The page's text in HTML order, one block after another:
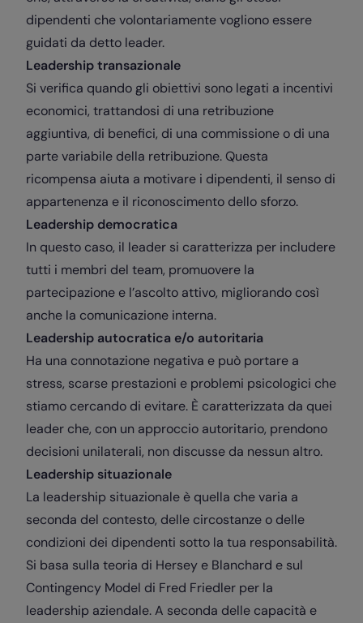
dipendenti che volontariamente vogliono essere
guidati da detto leader.
Leadership transazionale
Si verifica quando gli obiettivi sono legati a incentivi
economici, trattandosi di una retribuzione
aggiuntiva, di benefici, di una commissione o di una
parte variabile della retribuzione. Questa
ricompensa aiuta a motivare i dipendenti, il senso di
appartenenza e il riconoscimento dello sforzo.
Leadership democratica
In questo caso, il leader si caratterizza per includere
tutti i membri del team, promuovere la
partecipazione e l’ascolto attivo, migliorando così
anche la comunicazione interna.
Leadership autocratica e/o autoritaria
Ha una connotazione negativa e può portare a
stress, scarse prestazioni e problemi psicologici che
stiamo cercando di evitare. È caratterizzata da quei
leader che, con un approccio autoritario, prendono
decisioni unilaterali, non discusse da nessun altro.
Leadership situazionale
La leadership situazionale è quella che varia a
seconda del contesto, delle circostanze o delle
condizioni dei dipendenti sotto la tua responsabilità.
Si basa sulla teoria di Hersey e Blanchard e sul
Contingency Model di Fred Friedler per la
leadership aziendale. A seconda delle capacità e